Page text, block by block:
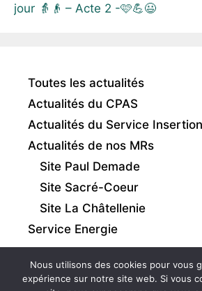
jour 👵👴 – Acte 2 -🩷💪😃
Toutes les actualités
Actualités du CPAS
Actualités du Service Insertion
Actualités de nos MRs
Site Paul Demade
Site Sacré-Coeur
Site La Châtellenie
Service Energie
Nous utilisons des cookies pour vous
expérience sur notre site web. Si vous